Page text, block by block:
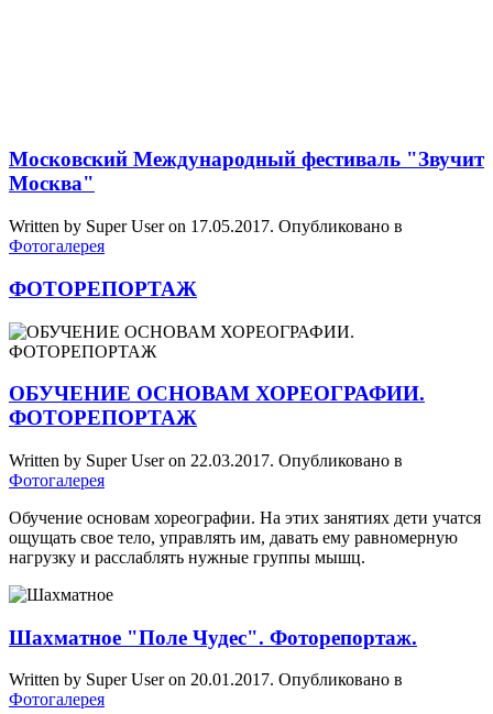
Московский Международный фестиваль "Звучит
Москва"
Written by Super User on 17.05.2017. Опубликовано в
Фотогалерея
ФОТОРЕПОРТАЖ
ОБУЧЕНИЕ ОСНОВАМ ХОРЕОГРАФИИ.
ФОТОРЕПОРТАЖ
Written by Super User on 22.03.2017. Опубликовано в
Фотогалерея
Обучение основам хореографии. На этих занятиях дети учатся
ощущать свое тело, управлять им, давать ему равномерную
нагрузку и расслаблять нужные группы мышц.
Шахматное "Поле Чудес". Фоторепортаж.
Written by Super User on 20.01.2017. Опубликовано в
Фотогалерея